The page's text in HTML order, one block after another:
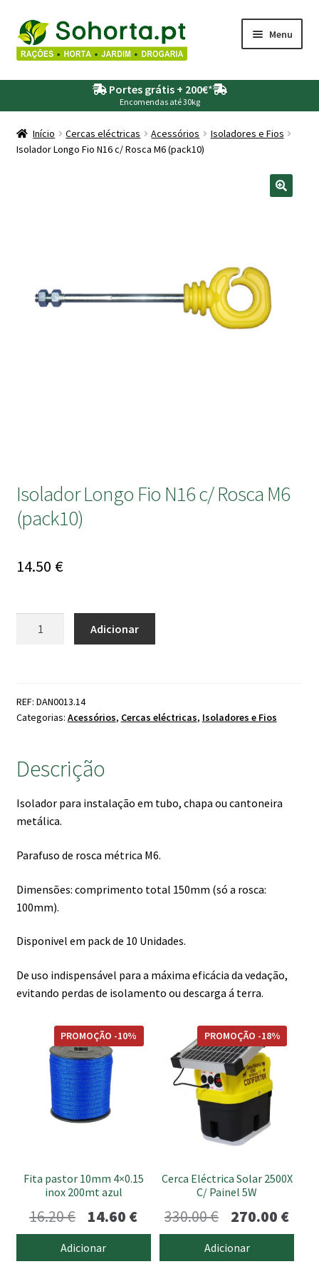
Ir
para
a
navegação
Saltar
para
o
conteúdo
Menu
Agricultura
Drogaria
Rega
Portes grátis + 200€*
Encomendas até 30kg
Início Cercas eléctricas Acessórios
Isoladores e Fios
Isolador Longo Fio N16 c/ Rosca M6 (pack10)
Isolador Longo Fio N16 c/ Rosca M6
(pack10)
14.50 €
N16
M6
(pack10)
Adicionar
REF: DAN0013.14
Categorias: Acessórios, Cercas eléctricas, Isoladores e Fios
Descrição
Isolador para instalação em tubo, chapa ou cantoneira
metálica.
Parafuso de rosca métrica M6.
Dimensões: comprimento total 150mm (só a rosca:
100mm).
Disponivel em pack de 10 Unidades.
De uso indispensável para a máxima eficácia da vedação,
evitando perdas de isolamento ou descarga á terra.
Fita pastor 10mm 4×0.15
inox 200mt azul
PROMOÇÃO -10%
16.20€
O
preço
original
14.60 €O
preço
atual
Adicionar
Cerca Eléctrica Solar 2500X
C/ Painel 5W
PROMOÇÃO -18%
330.00€
preço
original
270.00 €O
Adicionar